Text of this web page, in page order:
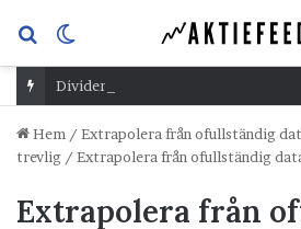
Sök
efterskin
Dividend Overshoot Day
Hem / Extrapolera från ofullständig
trevlig / Extrapolera från ofullständig
Extrapolera från